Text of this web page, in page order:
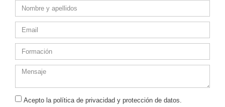
Acepto la política de privacidad y protección de datos.